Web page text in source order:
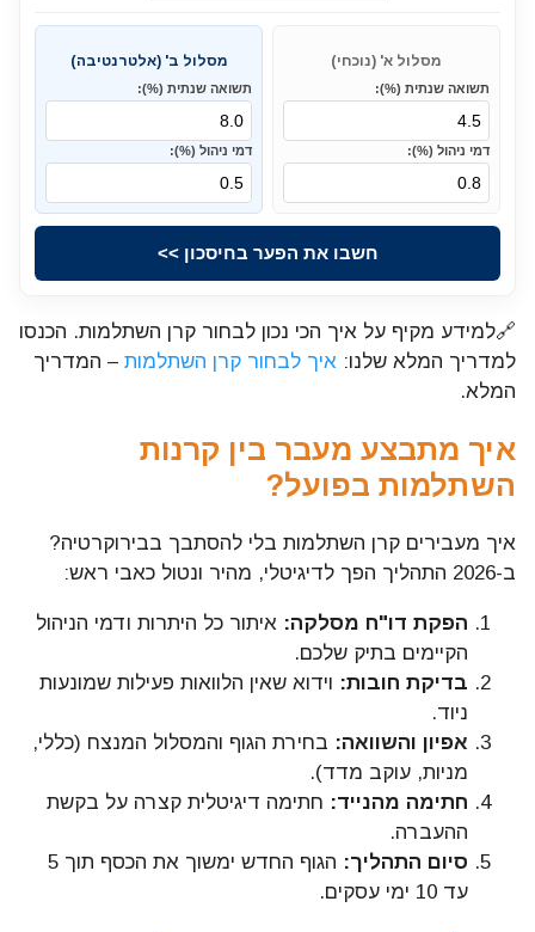
מסלול א' (נוכחי)
תשואה שנתית (%):
דמי ניהול (%):
מסלול ב' (אלטרנטיבה)
תשואה שנתית (%):
דמי ניהול (%):
חשבו את הפער בחיסכון >>
🔗למידע מקיף על איך הכי נכון לבחור קרן השתלמות. הכנסו
למדריך המלא שלנו: איך לבחור קרן השתלמות – המדריך
המלא.
איך מתבצע מעבר בין קרנות
השתלמות בפועל?
איך מעבירים קרן השתלמות בלי להסתבך בבירוקרטיה?
ב-2026 התהליך הפך לדיגיטלי, מהיר ונטול כאבי ראש:
הפקת דו"ח מסלקה: איתור כל היתרות ודמי הניהול
הקיימים בתיק שלכם.
בדיקת חובות: וידוא שאין הלוואות פעילות שמונעות
ניוד.
אפיון והשוואה: בחירת הגוף והמסלול המנצח (כללי,
מניות, עוקב מדד).
חתימה מהנייד: חתימה דיגיטלית קצרה על בקשת
ההעברה.
סיום התהליך:
הגוף החדש ימשוך את הכסף תוך 5
עד 10 ימי עסקים.